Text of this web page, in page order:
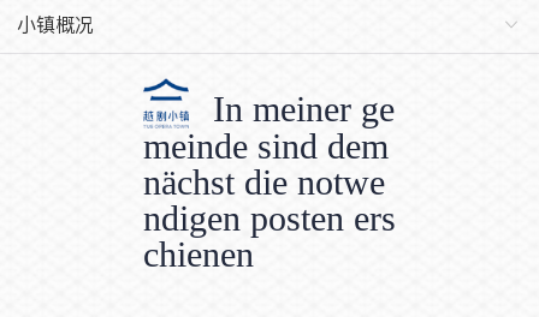
小镇概况
In meiner ge
meinde sind dem
nächst die notwe
ndigen posten ers
chienen